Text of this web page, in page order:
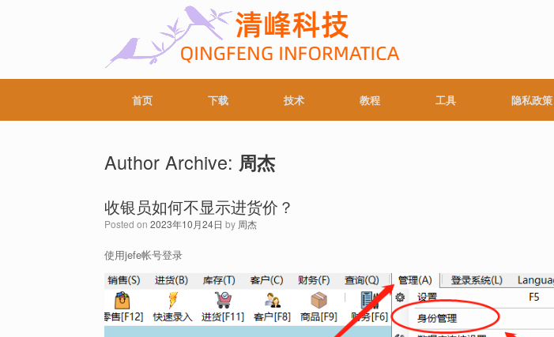
首页
下载 技术 教程 工具 隐私政策
Author Archive: 周杰
收银员如何不显示进货价？
Posted on 2023年10月24日 by 周杰
使用jefe帐号登录